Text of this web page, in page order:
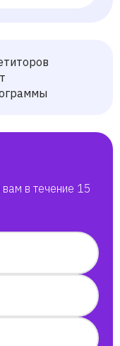
в течение 15